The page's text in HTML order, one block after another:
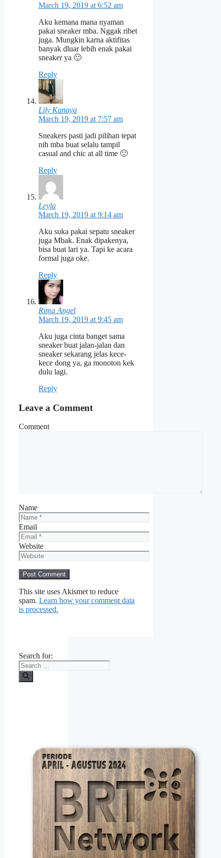
March 19, 2019 at 6:52 am
Aku kemana mana nyaman
pakai sneaker mba. Nggak ribet
juga. Mungkin karna aktifitas
banyak dluar lebih enak pakai
sneaker ya 🙂
Reply
Lily Kanaya
March 19, 2019 at 7:57 am
Sneakers pasti jadi pilihan tepat
nih mba buat selalu tampil
casual and chic at all time 🙂
Reply
Leyla
March 19, 2019 at 9:14 am
Aku suka pakai sepatu sneaker
juga Mbak. Enak dipakenya,
bisa buat lari ya. Tapi ke acara
formal juga oke.
Reply
Rima Angel
March 19, 2019 at 9:45 am
Aku juga cinta banget sama
sneaker buat jalan-jalan dan
sneaker sekarang jelas kece-
kece dong ya, ga monoton kek
dulu lagi.
Reply
Leave a Comment
Comment
Name
Email
Website
This site uses Akismet to reduce
spam. Learn how your comment data
is processed.
Search for: